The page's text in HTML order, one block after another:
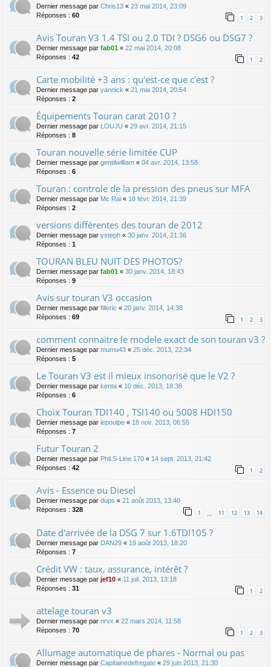
Dernier message par Chris13 « 23 mai 2014, 23:09
Réponses : 60 1 2 3
Avis Touran V3 1.4 TSI ou 2.0 TDI ? DSG6 ou DSG7 ?
Dernier message par fab01 « 22 mai 2014, 20:08
Réponses : 42 1 2
Carte mobilité +3 ans : qu'est-ce que c'est ?
Dernier message par yannick « 21 mai 2014, 20:54
Réponses : 2
Équipements Touran carat 2010 ?
Dernier message par LOUJU « 29 avr. 2014, 21:15
Réponses : 8
Touran nouvelle série limitée CUP
Dernier message par gentilwilliam « 04 avr. 2014, 13:58
Réponses : 6
Touran : controle de la pression des pneus sur MFA
Dernier message par Mc Rai « 18 févr. 2014, 21:39
Réponses : 2
versions différentes des touran de 2012
Dernier message par ysteph « 30 janv. 2014, 21:36
Réponses : 1
TOURAN BLEU NUIT DES PHOTOS?
Dernier message par fab01 « 30 janv. 2014, 18:43
Réponses : 9
Avis sur touran V3 occasion
Dernier message par filleric « 20 janv. 2014, 14:38
Réponses : 69 1 2 3
comment connaitre le modele exact de son touran v3 ?
Dernier message par mumu43 « 25 déc. 2013, 22:34
Réponses : 5
Le Touran V3 est il mieux insonorisé que le V2 ?
Dernier message par kenta « 10 déc. 2013, 18:38
Réponses : 6
Choix Touran TDI140 , TSI140 ou 5008 HDI150
Dernier message par lepoulpe « 18 nov. 2013, 06:55
Réponses : 7
Futur Touran 2
Dernier message par Phil.S-Line 170 « 14 sept. 2013, 21:42
Réponses : 42 1 2
Avis - Essence ou Diesel
Dernier message par dups « 21 août 2013, 13:40
Réponses : 328 1 11 12 13 14
Date d'arrivée de la DSG 7 sur 1.6TDI105 ?
Dernier message par DAN29 « 19 août 2013, 18:20
Réponses : 7
Crédit VW : taux, assurance, intérêt ?
Dernier message par jef10 « 11 juil. 2013, 13:18
Réponses : 31 1 2
attelage touran v3
Dernier message par nrvx « 22 mars 2014, 11:58
Réponses : 70 1 2 3
Allumage automatique de phares - Normal ou pas
Dernier message par Capitainedefregate « 29 juin 2013, 21:30